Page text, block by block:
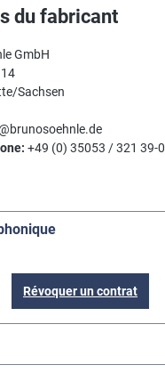
du fabricant
GmbH
Sachsen
+49 (0) 35053 / 321 39-0
Révoquer un contrat